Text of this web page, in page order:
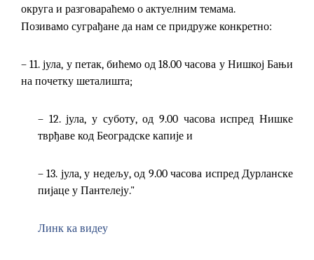
округа и разговараћемо о актуелним темама.
Позивамо суграђане да нам се придруже конкретно:
– 11. јула, у петак, бићемо од 18.00 часова у Нишкој Бањи
на почетку шеталишта;
– 12. јула, у суботу, од 9.00 часова испред Нишке
тврђаве код Београдске капије и
– 13. јула, у недељу, од 9.00 часова испред Дурланске
пијаце у Пантелеју."
Линк ка видеу